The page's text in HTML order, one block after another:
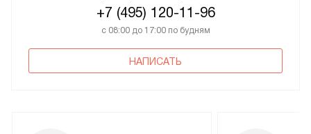
+7 (495) 120-11-96
с 08:00 до 17:00 по будням
НАПИСАТЬ